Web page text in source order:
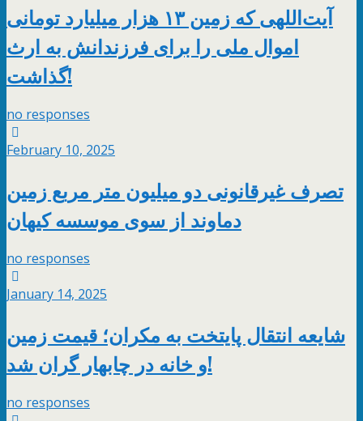
آیت‌اللهی که زمین ۱۳ هزار میلیارد تومانی
اموال ملی را برای فرزندانش به ارث
گذاشت!
no responses
February 10, 2025
تصرف غیرقانونی دو میلیون متر مربع زمین
دماوند از سوی موسسه کیهان
no responses
January 14, 2025
شایعه انتقال پایتخت به مکران؛ قیمت زمین
و خانه در چابهار گران شد!
no responses